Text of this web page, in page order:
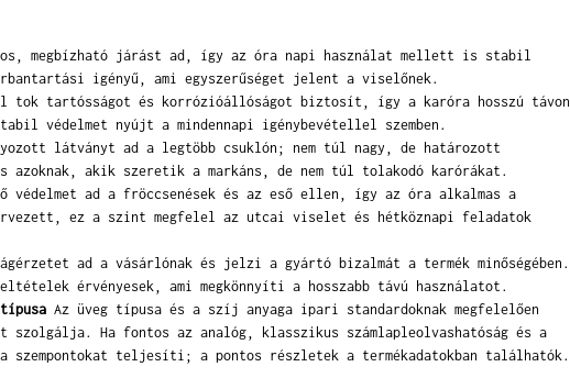
megbízható járást ad, így az óra napi használat mellett is stabil
igényű, ami egyszerűséget jelent a viselőnek.
tok tartósságot és korrózióállóságot biztosít, így a karóra hosszú távon
védelmet nyújt a mindennapi igénybevétellel szemben.
látványt ad a legtöbb csuklón; nem túl nagy, de határozott
akik szeretik a markáns, de nem túl tolakodó karórákat.
védelmet ad a fröccsenések és az eső ellen, így az óra alkalmas a
tervezett, ez a szint megfelel az utcai viselet és hétköznapi feladatok
ad a vásárlónak és jelzi a gyártó bizalmát a termék minőségében.
érvényesek, ami megkönnyíti a hosszabb távú használatot.
Az üveg típusa és a szíj anyaga ipari standardoknak megfelelően
szolgálja. Ha fontos az analóg, klasszikus számlapleolvashatóság és a
szempontokat teljesíti; a pontos részletek a termékadatokban találhatók.